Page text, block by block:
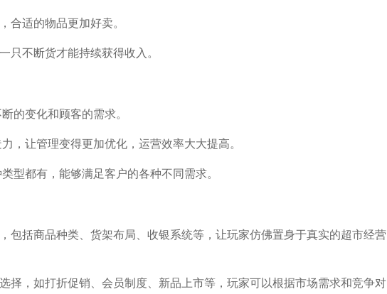
合适的物品更加好卖。
只不断货才能持续获得收入。
的变化和顾客的需求。
，让管理变得更加优化，运营效率大大提高。
型都有，能够满足客户的各种不同需求。
包括商品种类、货架布局、收银系统等，让玩家仿佛置身于真实的超市经营
择，如打折促销、会员制度、新品上市等，玩家可以根据市场需求和竞争对